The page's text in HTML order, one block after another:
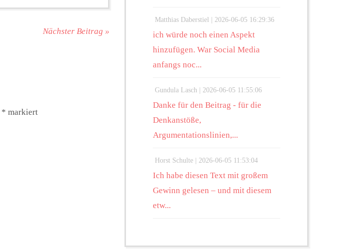
Nächster Beitrag »
* markiert
Matthias Daberstiel | 2026-06-05 16:29:36
ich würde noch einen Aspekt
hinzufügen. War Social Media
anfangs noc...
Gundula Lasch | 2026-06-05 11:55:06
Danke für den Beitrag - für die
Denkanstöße,
Argumentationslinien,...
Horst Schulte | 2026-06-05 11:53:04
Ich habe diesen Text mit großem
Gewinn gelesen – und mit diesem
etw...